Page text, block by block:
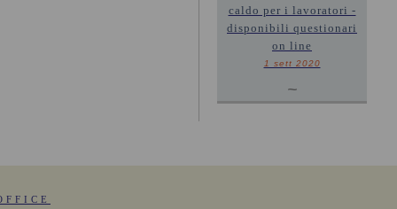
caldo per i lavoratori -
disponibili questionari
on line
1 sett 2020
~